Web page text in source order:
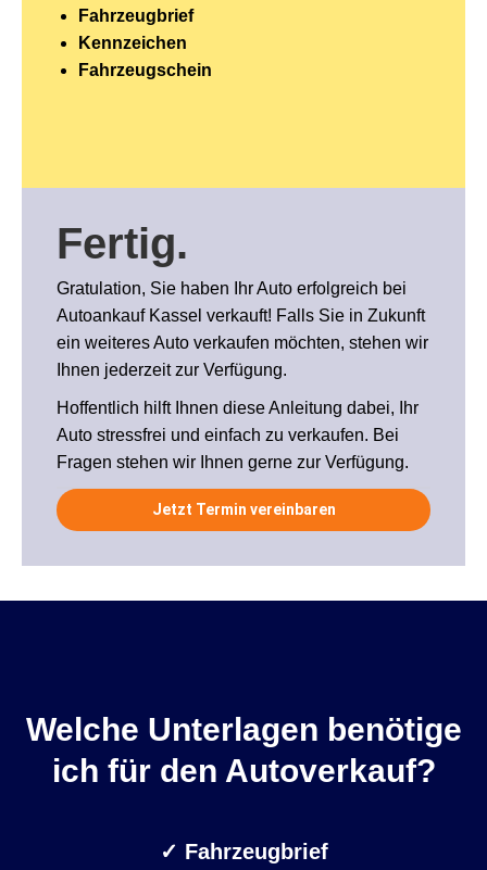
Fahrzeugbrief
Kennzeichen
Fahrzeugschein
Fertig.
Gratulation, Sie haben Ihr Auto erfolgreich bei
Autoankauf Kassel verkauft! Falls Sie in Zukunft
ein weiteres Auto verkaufen möchten, stehen wir
Ihnen jederzeit zur Verfügung.
Hoffentlich hilft Ihnen diese Anleitung dabei, Ihr
Auto stressfrei und einfach zu verkaufen. Bei
Fragen stehen wir Ihnen gerne zur Verfügung.
Jetzt Termin vereinbaren
Welche Unterlagen benötige
ich für den Autoverkauf?
✓ Fahrzeugbrief